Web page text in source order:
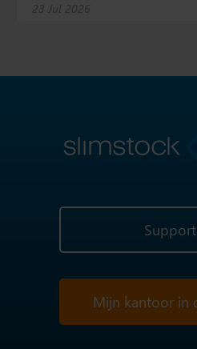
23 Jul 2026
Support
Mijn kantoor in